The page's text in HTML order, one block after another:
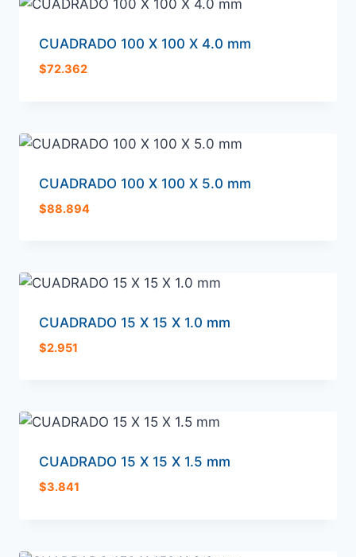
CUADRADO 100 X 100 X 4.0 mm
$72.362
CUADRADO 100 X 100 X 5.0 mm
$88.894
CUADRADO 15 X 15 X 1.0 mm
$2.951
CUADRADO 15 X 15 X 1.5 mm
$3.841